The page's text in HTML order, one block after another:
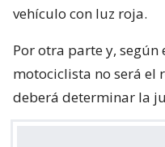
vehículo con luz roja.
Por otra parte y, según
motociclista no será el
deberá determinar la